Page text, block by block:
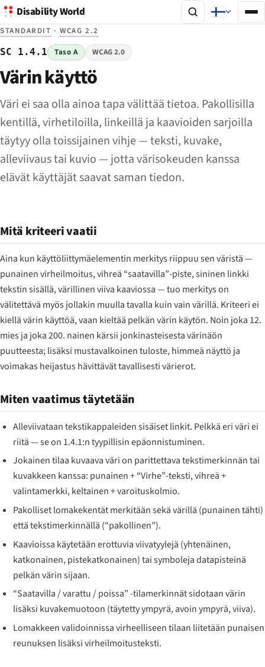
Disability World
STANDARDIT ·WCAG 2.2
SC 1.4.1 Taso A WCAG 2.0
Värin käyttö
Väri ei saa olla ainoa tapa välittää tietoa. Pakollisilla
kentillä, virhetiloilla, linkeillä ja kaavioiden sarjoilla
täytyy olla toissijainen vihje — teksti, kuvake,
alleviivaus tai kuvio — jotta värisokeuden kanssa
elävät käyttäjät saavat saman tiedon.
Mitä kriteeri vaatii
Aina kun käyttöliittymäelementin merkitys riippuu sen väristä —
punainen virheilmoitus, vihreä “saatavilla”-piste, sininen linkki
tekstin sisällä, värillinen viiva kaaviossa — tuo merkitys on
välitettävä myös jollakin muulla tavalla kuin vain värillä. Kriteeri ei
kiellä värin käyttöä, vaan kieltää pelkän värin käytön. Noin joka 12.
mies ja joka 200. nainen kärsii jonkinasteisesta värinäön
puutteesta; lisäksi mustavalkoinen tuloste, himmeä näyttö ja
voimakas heijastus hävittävät tavallisesti värierot.
Miten vaatimus täytetään
Alleviivataan tekstikappaleiden sisäiset linkit. Pelkkä eri väri ei
riitä — se on 1.4.1:n tyypillisin epäonnistuminen.
Jokainen tilaa kuvaava väri on parittettava tekstimerkinnän tai
kuvakkeen kanssa: punainen + “Virhe”-teksti, vihreä +
valintamerkki, keltainen + varoituskolmio.
Pakolliset lomakekentät merkitään sekä värillä (punainen tähti)
että tekstimerkinnällä (“pakollinen”).
Kaavioissa käytetään erottuvia viivatyylejä (yhtenäinen,
katkonainen, pistekatkonainen) tai symboleja datapisteinä
pelkän värin sijaan.
“Saatavilla / varattu / poissa” -tilamerkinnät sidotaan värin
lisäksi kuvakemuotoon (täytetty ympyrä, avoin ympyrä, viiva).
Lomakkeen validoinnissa virheelliseen tilaan liitetään punaisen
reunuksen lisäksi virheilmoitusteksti.